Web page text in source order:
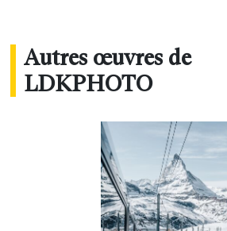
Autres œuvres de
LDKPHOTO